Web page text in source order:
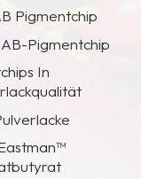
Pigmentchip
Pigmentchip
In